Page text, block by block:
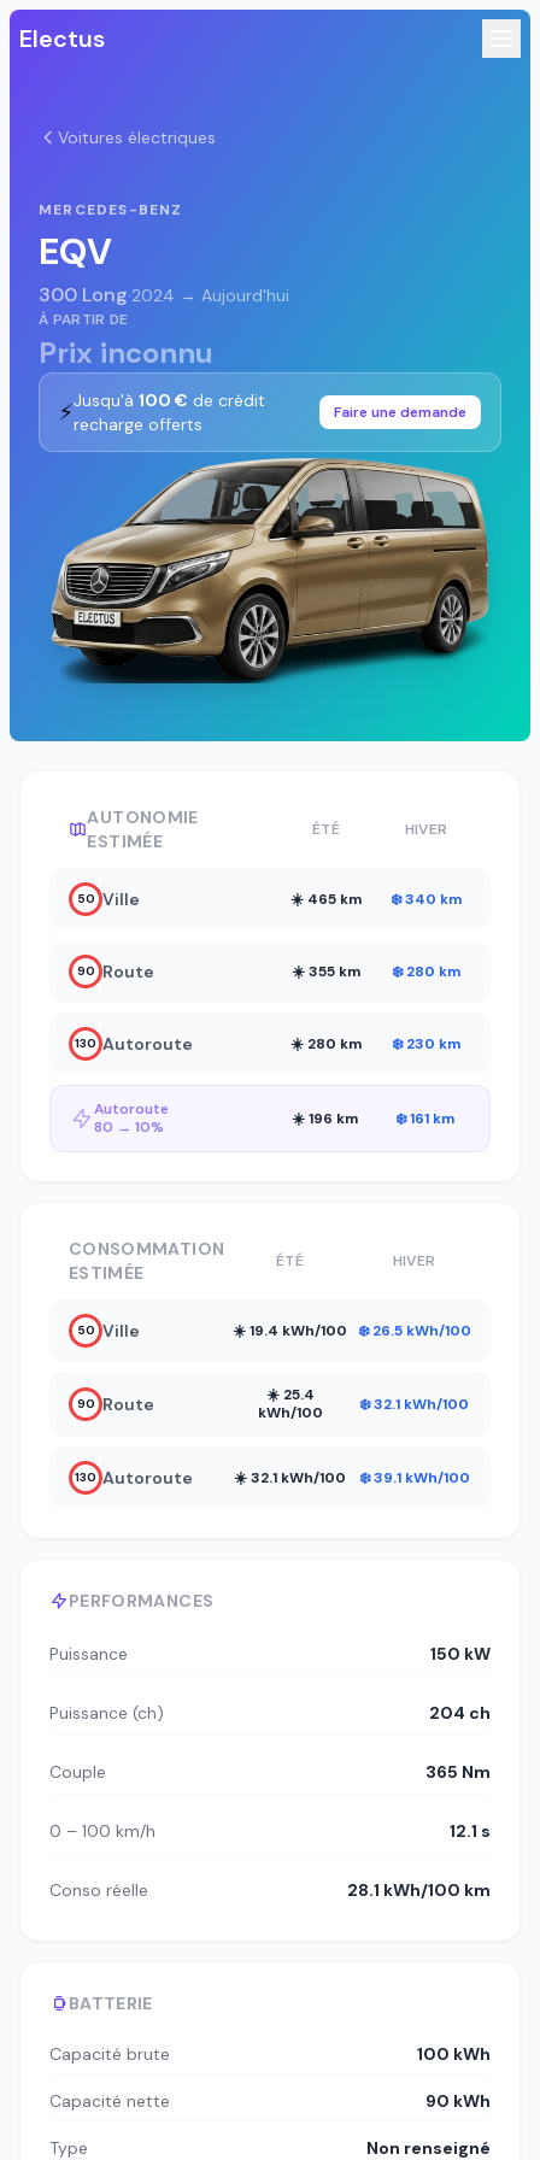
Electus
Voitures électriques
MERCEDES-BENZ
EQV
300 Long·2024 → Aujourd'hui
À PARTIR DE
Prix inconnu
⚡Jusqu'à 100 € de crédit
recharge offerts
Faire une demande
AUTONOMIE
ESTIMÉE
ÉTÉ HIVER
50 Ville ☀️ 465 km ❄️ 340 km
90 Route ☀️ 355 km ❄️ 280 km
130 Autoroute ☀️ 280 km ❄️ 230 km
Autoroute
80 → 10%
☀️ 196 km ❄️ 161 km
PERFORMANCES
Puissance 150 kW
Puissance (ch) 204 ch
Couple 365 Nm
0 – 100 km/h 12.1 s
Conso réelle 28.1 kWh/100 km
BATTERIE
Capacité brute 100 kWh
Capacité nette 90 kWh
Type Non renseigné
CONSOMMATION
ESTIMÉE
ÉTÉ HIVER
50 Ville ☀️ 19.4 kWh/100 ❄️ 26.5 kWh/100
90 Route
☀️ 25.4
kWh/100
❄️ 32.1 kWh/100
130 Autoroute ☀️ 32.1 kWh/100 ❄️ 39.1 kWh/100